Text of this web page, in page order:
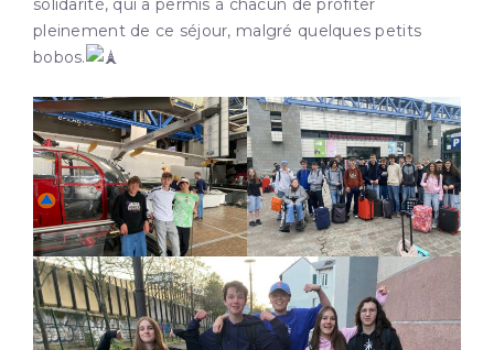
pleinement de ce séjour, malgré quelques petits
bobos.